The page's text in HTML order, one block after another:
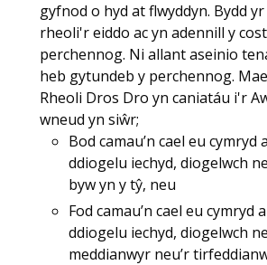
gyfnod o hyd at flwyddyn. Bydd
rheoli'r eiddo ac yn adennill y
perchennog. Ni allant aseinio
heb gytundeb y perchennog.
Rheoli Dros Dro yn caniatáu i'r
wneud yn siŵr;
Bod camau’n cael eu cymryd
ddiogelu iechyd, diogelwch
byw yn y tŷ, neu
Fod camau’n cael eu cymryd
ddiogelu iechyd, diogelwch
meddianwyr neu’r